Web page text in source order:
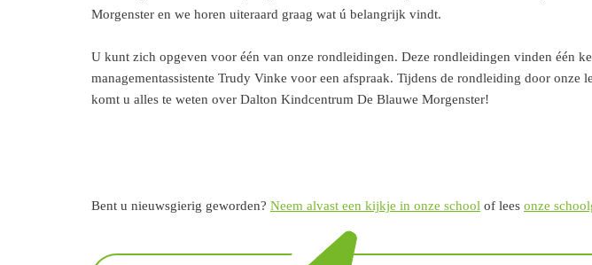
Morgenster en we horen uiteraard graag wat ú belangrijk vindt.
U kunt zich opgeven voor één van onze rondleidingen. Deze rondleidingen vinden één
managementassistente Trudy Vinke voor een afspraak. Tijdens de rondleiding door
komt u alles te weten over Dalton Kindcentrum De Blauwe Morgenster!
Bent u nieuwsgierig geworden? Neem alvast een kijkje in onze school of lees onze